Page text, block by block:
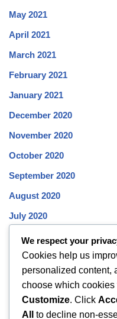
May 2021
April 2021
March 2021
February 2021
January 2021
December 2020
November 2020
October 2020
September 2020
August 2020
July 2020
June 2020
May 2020
April 2020
March 2020
February 2020
We respect your
Cookies help us
personalized content,
choose which
Customize. Click
All
to decline non-